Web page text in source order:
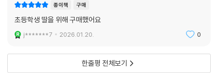
종이책 구매
초등학생 딸을 위해 구매했어요
j*******7 2026.01.20. 0
한줄평 전체보기